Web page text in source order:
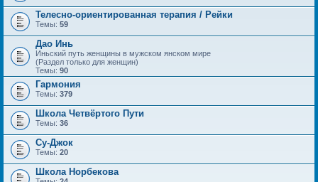
Телесно-ориентированная терапия / Рейки
Темы: 59
Дао Инь
Иньский путь женщины в мужском янском мире
(Раздел только для женщин)
Темы: 90
Гармония
Темы: 379
Школа Четвёртого Пути
Темы: 36
Су-Джок
Темы: 20
Школа Норбекова